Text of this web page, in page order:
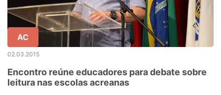
AC
02.03.2015
Encontro reúne educadores para debate sobre
leitura nas escolas acreanas